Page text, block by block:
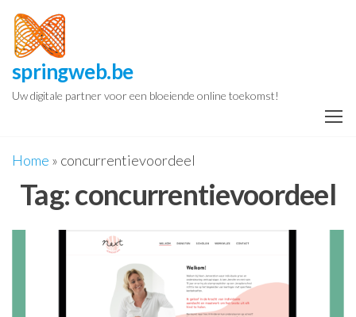
Spring
naar
de
inhoud
springweb.be
Uw digitale partner voor een bloeiende online toekomst!
Home » concurrentievoordeel
Tag:concurrentievoordeel